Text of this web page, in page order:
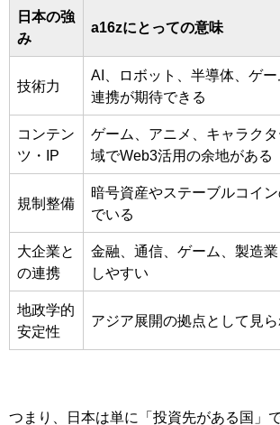
日本の強
み
a16zにとっての意味
技術力
AI、ロボット、半導体、ゲ
連携が期待できる
コンテン
ツ・IP
ゲーム、アニメ、キャラク
域でWeb3活用の余地がある
規制整備
暗号資産やステーブルコイン
でいる
大企業と
の連携
金融、通信、ゲーム、製造
しやすい
地政学的
安定性
アジア展開の拠点として見
つまり、日本は単に「投資先がある国」